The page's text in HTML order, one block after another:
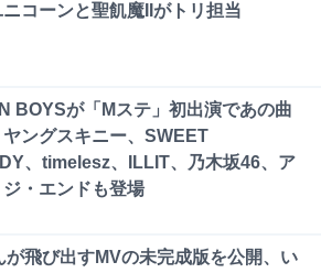
ニコーンと聖飢魔IIがトリ担当
BOYSが「Mステ」初出演であの曲
ングスキニー、SWEET
、timelesz、ILLIT、乃木坂46、ア
ジ・エンドも登場
が飛び出すMVの未完成版を公開、い